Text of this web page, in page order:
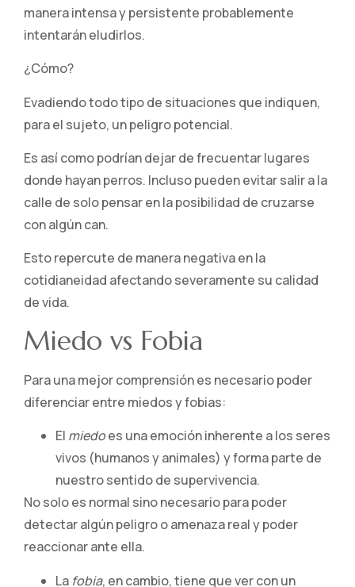
manera intensa y persistente probablemente
intentarán eludirlos.
¿Cómo?
Evadiendo todo tipo de situaciones que indiquen,
para el sujeto, un peligro potencial.
Es así como podrían dejar de frecuentar lugares
donde hayan perros. Incluso pueden evitar salir a la
calle de solo pensar en la posibilidad de cruzarse
con algún can.
Esto repercute de manera negativa en la
cotidianeidad afectando severamente su calidad
de vida.
Miedo vs Fobia
Para una mejor comprensión es necesario poder
diferenciar entre miedos y fobias:
El miedoes una emoción inherente a los seres
vivos (humanos y animales) y forma parte de
nuestro sentido de supervivencia.
No solo es normal sino necesario para poder
detectar algún peligro o amenaza real y poder
reaccionar ante ella.
La fobia, en cambio, tiene que ver con un